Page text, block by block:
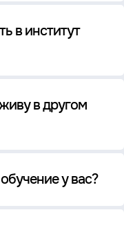
в институт
в другом
у вас?